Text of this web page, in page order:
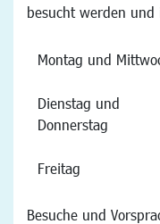
besucht werden und
Montag und
Dienstag und
Donnerstag
Freitag
Besuche und